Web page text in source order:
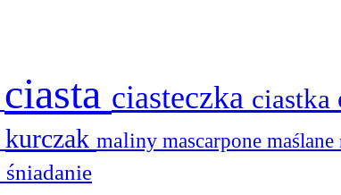
ciasta ciasteczka ciastka
kurczak maliny mascarpone maślane
śniadanie